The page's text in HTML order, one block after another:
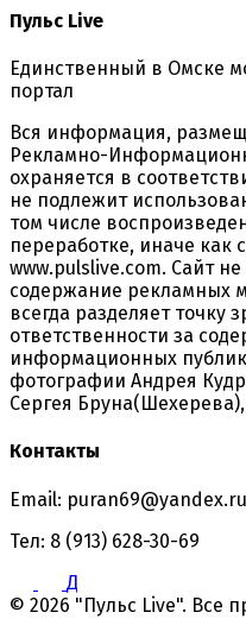
Пульс Live
Единственный в Омске
портал
Вся информация,
Рекламно-
охраняется в
не подлежит
том числе
переработке, иначе как
www.pulslive.com. Сайт
содержание рекламных
всегда разделяет точку
ответственности за
информационных
фотографии Андрея
Сергея
Контакты
Email: puran69@yandex.ru
Тел: 8 (913) 628-30-69
Д
© 2026 "Пульс Live". Все